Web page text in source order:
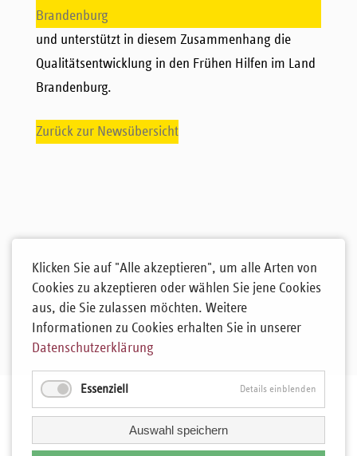
Brandenburg
und unterstützt in diesem Zusammenhang die
Qualitätsentwicklung in den Frühen Hilfen im Land
Brandenburg.
Zurück zur Newsübersicht
Klicken Sie auf "Alle akzeptieren", um alle Arten von
Cookies zu akzeptieren oder wählen Sie jene Cookies
aus, die Sie zulassen möchten. Weitere
Informationen zu Cookies erhalten Sie in unserer
Datenschutzerklärung
Essenziell Details einblenden
Auswahl speichern